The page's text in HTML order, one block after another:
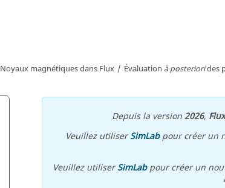
Noyaux magnétiques dans Flux Évaluation à posteriorides
Depuis la version2026,
Veuillez utiliserSimLabpour créer un
Veuillez utiliserSimLabpour créer un